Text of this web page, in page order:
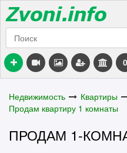
0
Недвижимость Квартиры
Продам квартиру 1 комнаты
ПРОДАМ 1-